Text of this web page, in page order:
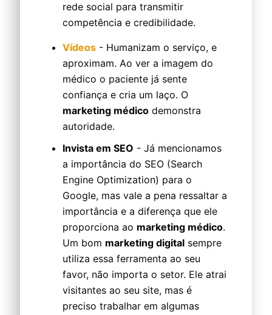
rede social para transmitir
competência e credibilidade.
Vídeos - Humanizam o serviço, e
aproximam. Ao ver a imagem do
médico o paciente já sente
confiança e cria um laço. O
marketing médico demonstra
autoridade.
Invista em SEO - Já mencionamos
a importância do SEO (Search
Engine Optimization) para o
Google, mas vale a pena ressaltar a
importância e a diferença que ele
proporciona ao marketing médico.
Um bom marketing digital sempre
utiliza essa ferramenta ao seu
favor, não importa o setor. Ele atrai
visitantes ao seu site, mas é
preciso trabalhar em algumas